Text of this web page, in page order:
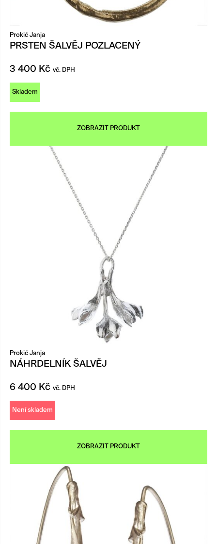
Prokić Janja
PRSTEN ŠALVĚJ POZLACENÝ
3 400 Kč vč. DPH
Skladem
ZOBRAZIT PRODUKT
Prokić Janja
NÁHRDELNÍK ŠALVĚJ
6 400 Kč vč. DPH
Není skladem
ZOBRAZIT PRODUKT